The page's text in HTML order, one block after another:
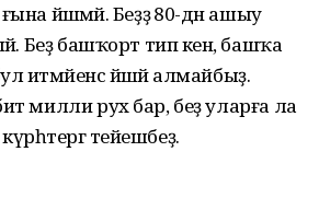
йәшәмәй. Беҙҙә 80-дән ашыу
Беҙ башҡорт тип кенә, башҡа
итмәйенсә йәшәй алмайбыҙ.
милли рух бар, беҙ уларға ла
тейешбеҙ.